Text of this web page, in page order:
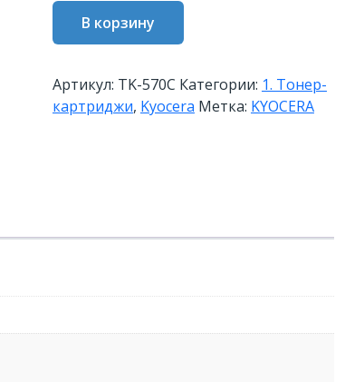
Количество
товара
картридж
TK-
570C
P7035CDN
В корзину
Артикул: TK-570C Категории: 1. Тонер-
картриджи, Kyocera Метка: KYOCERA